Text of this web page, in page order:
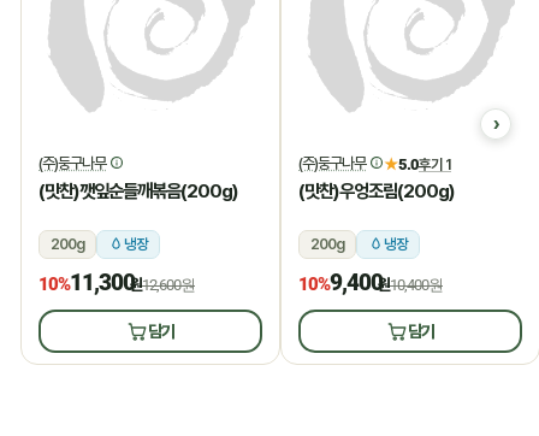
(주)둥구나무
(맛찬)깻잎순들깨볶음(200g)
200g 냉장
10%11,300원12,600원
담기
(주)둥구나무 ★5.0후기 1
(맛찬)우엉조림(200g)
200g 냉장
10%9,400원10,400원
담기